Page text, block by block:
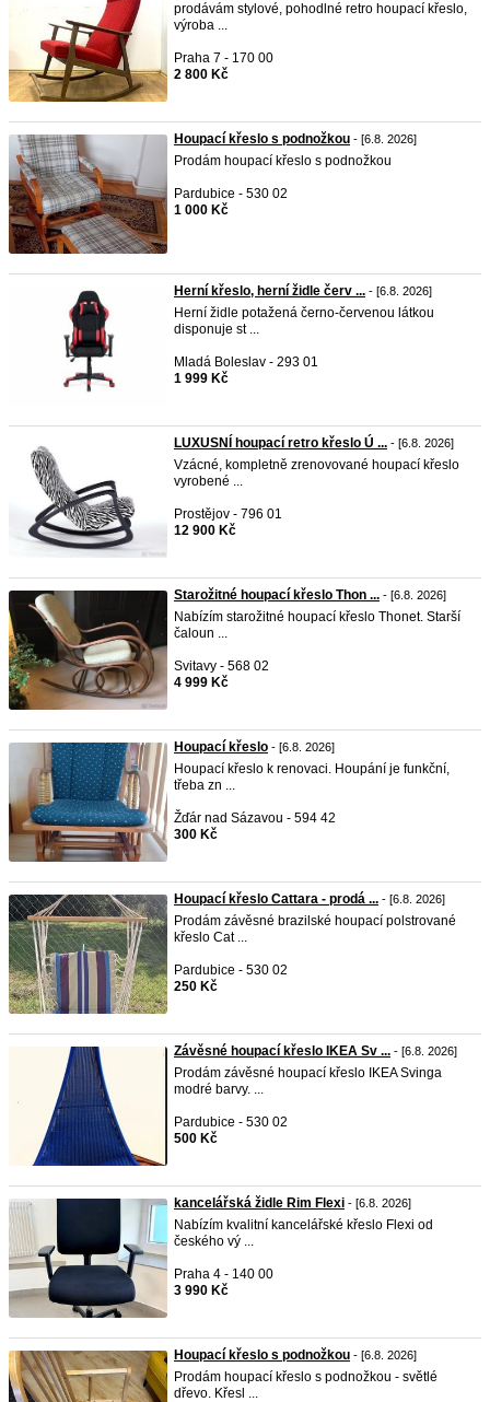
prodávám stylové, pohodlné retro houpací křeslo,
výroba ...
Praha 7 - 170 00
2 800 Kč
Houpací křeslo s podnožkou - [6.8. 2026]
Prodám houpací křeslo s podnožkou
Pardubice - 530 02
1 000 Kč
Herní křeslo, herní židle červ ... - [6.8. 2026]
Herní židle potažená černo-červenou látkou
disponuje st ...
Mladá Boleslav - 293 01
1 999 Kč
LUXUSNÍ houpací retro křeslo Ú ... - [6.8. 2026]
Vzácné, kompletně zrenovované houpací křeslo
vyrobené ...
Prostějov - 796 01
12 900 Kč
Starožitné houpací křeslo Thon ... - [6.8. 2026]
Nabízím starožitné houpací křeslo Thonet. Starší
čaloun ...
Svitavy - 568 02
4 999 Kč
Houpací křeslo - [6.8. 2026]
Houpací křeslo k renovaci. Houpání je funkční,
třeba zn ...
Žďár nad Sázavou - 594 42
300 Kč
Houpací křeslo Cattara - prodá ... - [6.8. 2026]
Prodám závěsné brazilské houpací polstrované
křeslo Cat ...
Pardubice - 530 02
250 Kč
Závěsné houpací křeslo IKEA Sv ... - [6.8. 2026]
Prodám závěsné houpací křeslo IKEA Svinga
modré barvy. ...
Pardubice - 530 02
500 Kč
kancelářská židle Rim Flexi - [6.8. 2026]
Nabízím kvalitní kancelářské křeslo Flexi od
českého vý ...
Praha 4 - 140 00
3 990 Kč
Houpací křeslo s podnožkou - [6.8. 2026]
Prodám houpací křeslo s podnožkou - světlé
dřevo. Křesl ...